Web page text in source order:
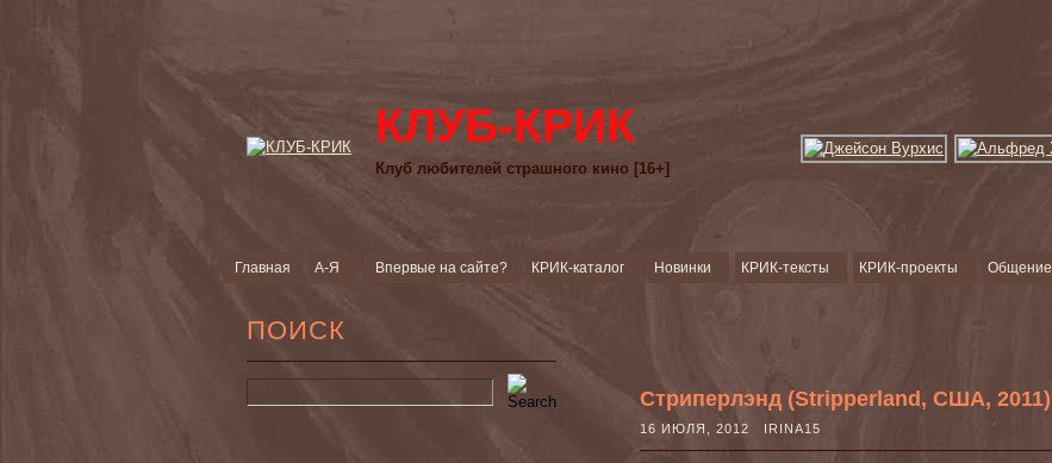
КЛУБ-КРИК
Клуб любителей страшного кино [16+]
Главная А-Я Впервые на сайте? КРИК-каталог Новинки КРИК-тексты КРИК-проекты Общение
ПОИСК
Стриперлэнд (Stripperland, США, 2011)
16 ИЮЛЯ, 2012 IRINA15